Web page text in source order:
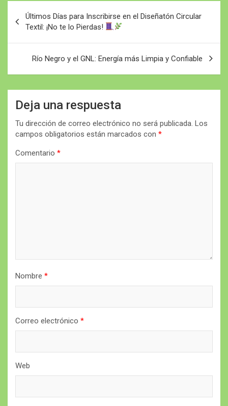
Navegación
de
entradas
Últimos Días para Inscribirse en el Diseñatón Circular
Textil: ¡No te lo Pierdas!
Río Negro y el GNL: Energía más Limpia y Confiable
Deja una respuesta
Tu dirección de correo electrónico no será publicada. Los
campos obligatorios están marcados con *
Comentario *
Nombre *
Correo electrónico *
Web